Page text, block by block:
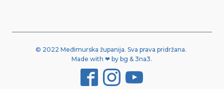
© 2022 Međimurska županija. Sva prava pridržana.
Made with ❤ by bg & 3na3.